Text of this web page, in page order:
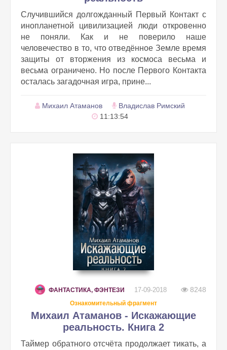
Случившийся долгожданный Первый Контакт с
инопланетной цивилизацией люди откровенно
не поняли. Как и не поверило наше
человечество в то, что отведённое Земле время
защиты от вторжения из космоса весьма и
весьма ограничено. Но после Первого Контакта
осталась загадочная игра, прине...
Михаил Атаманов
Владислав Римский
11:13:54
ФАНТАСТИКА, ФЭНТЕЗИ 17-09-2018 8248
Ознакомительный фрагмент
Михаил Атаманов - Искажающие
реальность. Книга 2
Таймер обратного отсчёта продолжает тикать, а